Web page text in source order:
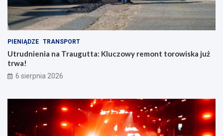
PIENIĄDZE TRANSPORT
Utrudnienia na Traugutta: Kluczowy remont torowiska już
trwa!
6 sierpnia 2026